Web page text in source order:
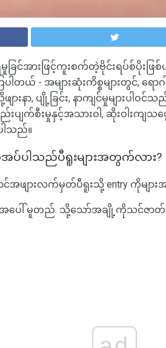
ခြင်အားဖြင့်ကူးစက်တဲ့ဗိုင်းရပ်စ်ပိုးဖြ
ြပါတယ် - အများဆုံးကိစ္စများတွင်,
းနာ, ပျို့ခြင်း, နာကျင်မှုများ
က်စီးမှုနှင့်အသားဝါ, ဆိုးဝါးကျ
ါသည်။
အပ်ပါသည်ပီရူးများအတွက်လား?
ဖျားလက်မှတ်ပီရူးသို့ entry ကိုမျာ
းအပေါ် မူတည်. သို့သော်အချို့ကိုသင်ဇ